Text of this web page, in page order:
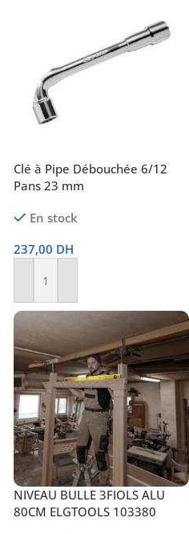
Clé à Pipe Débouchée 6/12
Pans 23 mm
En stock
237,00 DH
Ajouter Au Panier
NIVEAU BULLE 3FIOLS ALU
80CM ELGTOOLS 103380